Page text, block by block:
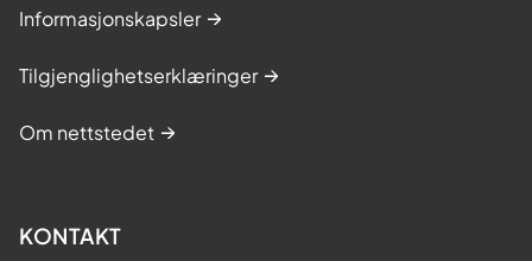
Informasjonskapsler
Tilgjenglighetserklæringer
Om nettstedet
KONTAKT